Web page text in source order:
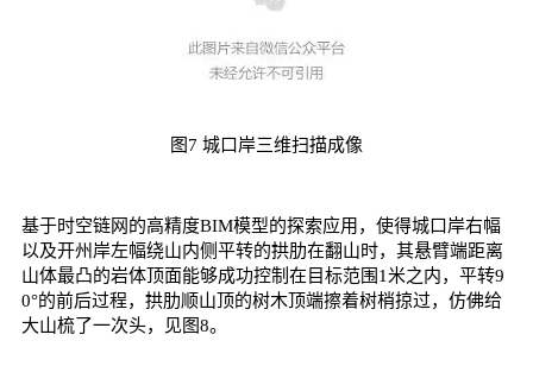
图7 城口岸三维扫描成像
基于时空链网的高精度BIM模型的探索应用，使得城口岸右幅
以及开州岸左幅绕山内侧平转的拱肋在翻山时，其悬臂端距离
山体最凸的岩体顶面能够成功控制在目标范围1米之内，平转9
0°的前后过程，拱肋顺山顶的树木顶端擦着树梢掠过，仿佛给
大山梳了一次头，见图8。